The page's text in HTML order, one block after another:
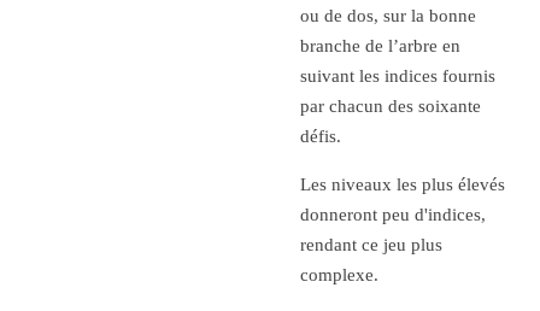
ou de dos, sur la bonne
branche de l’arbre en
suivant les indices fournis
par chacun des soixante
défis.
Les niveaux les plus élevés
donneront peu d'indices,
rendant ce jeu plus
complexe.